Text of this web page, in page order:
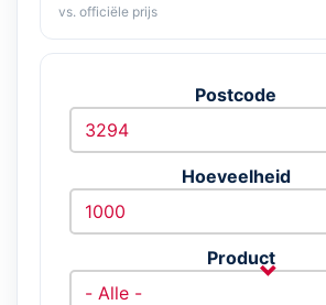
vs. officiële prijs
Postcode
Hoeveelheid
Product